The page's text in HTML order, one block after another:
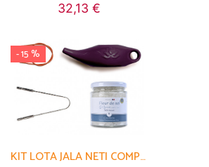
32,13 €
- 15 %
KIT LOTA JALA NETI COMPLET PORCELAINE PRUNE